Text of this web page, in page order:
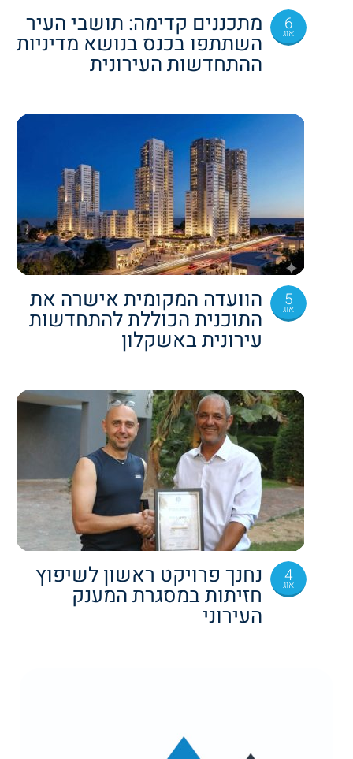
6
אוג מתכננים קדימה: תושבי העיר
השתתפו בכנס בנושא מדיניות
ההתחדשות העירונית
5
אוג הוועדה המקומית אישרה את
התוכנית הכוללת להתחדשות
עירונית באשקלון
4
אוג נחנך פרויקט ראשון לשיפוץ
חזיתות במסגרת המענק
העירוני